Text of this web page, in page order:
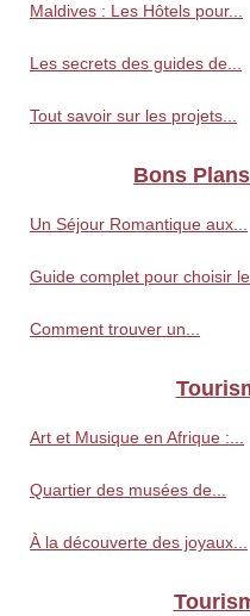
Maldives : Les Hôtels pour...
Les secrets des guides de...
Tout savoir sur les projets...
Bons
Un Séjour Romantique aux...
Guide complet pour choisir
Comment trouver un...
Art et Musique en Afrique :...
Quartier des musées de...
À la découverte des joyaux...